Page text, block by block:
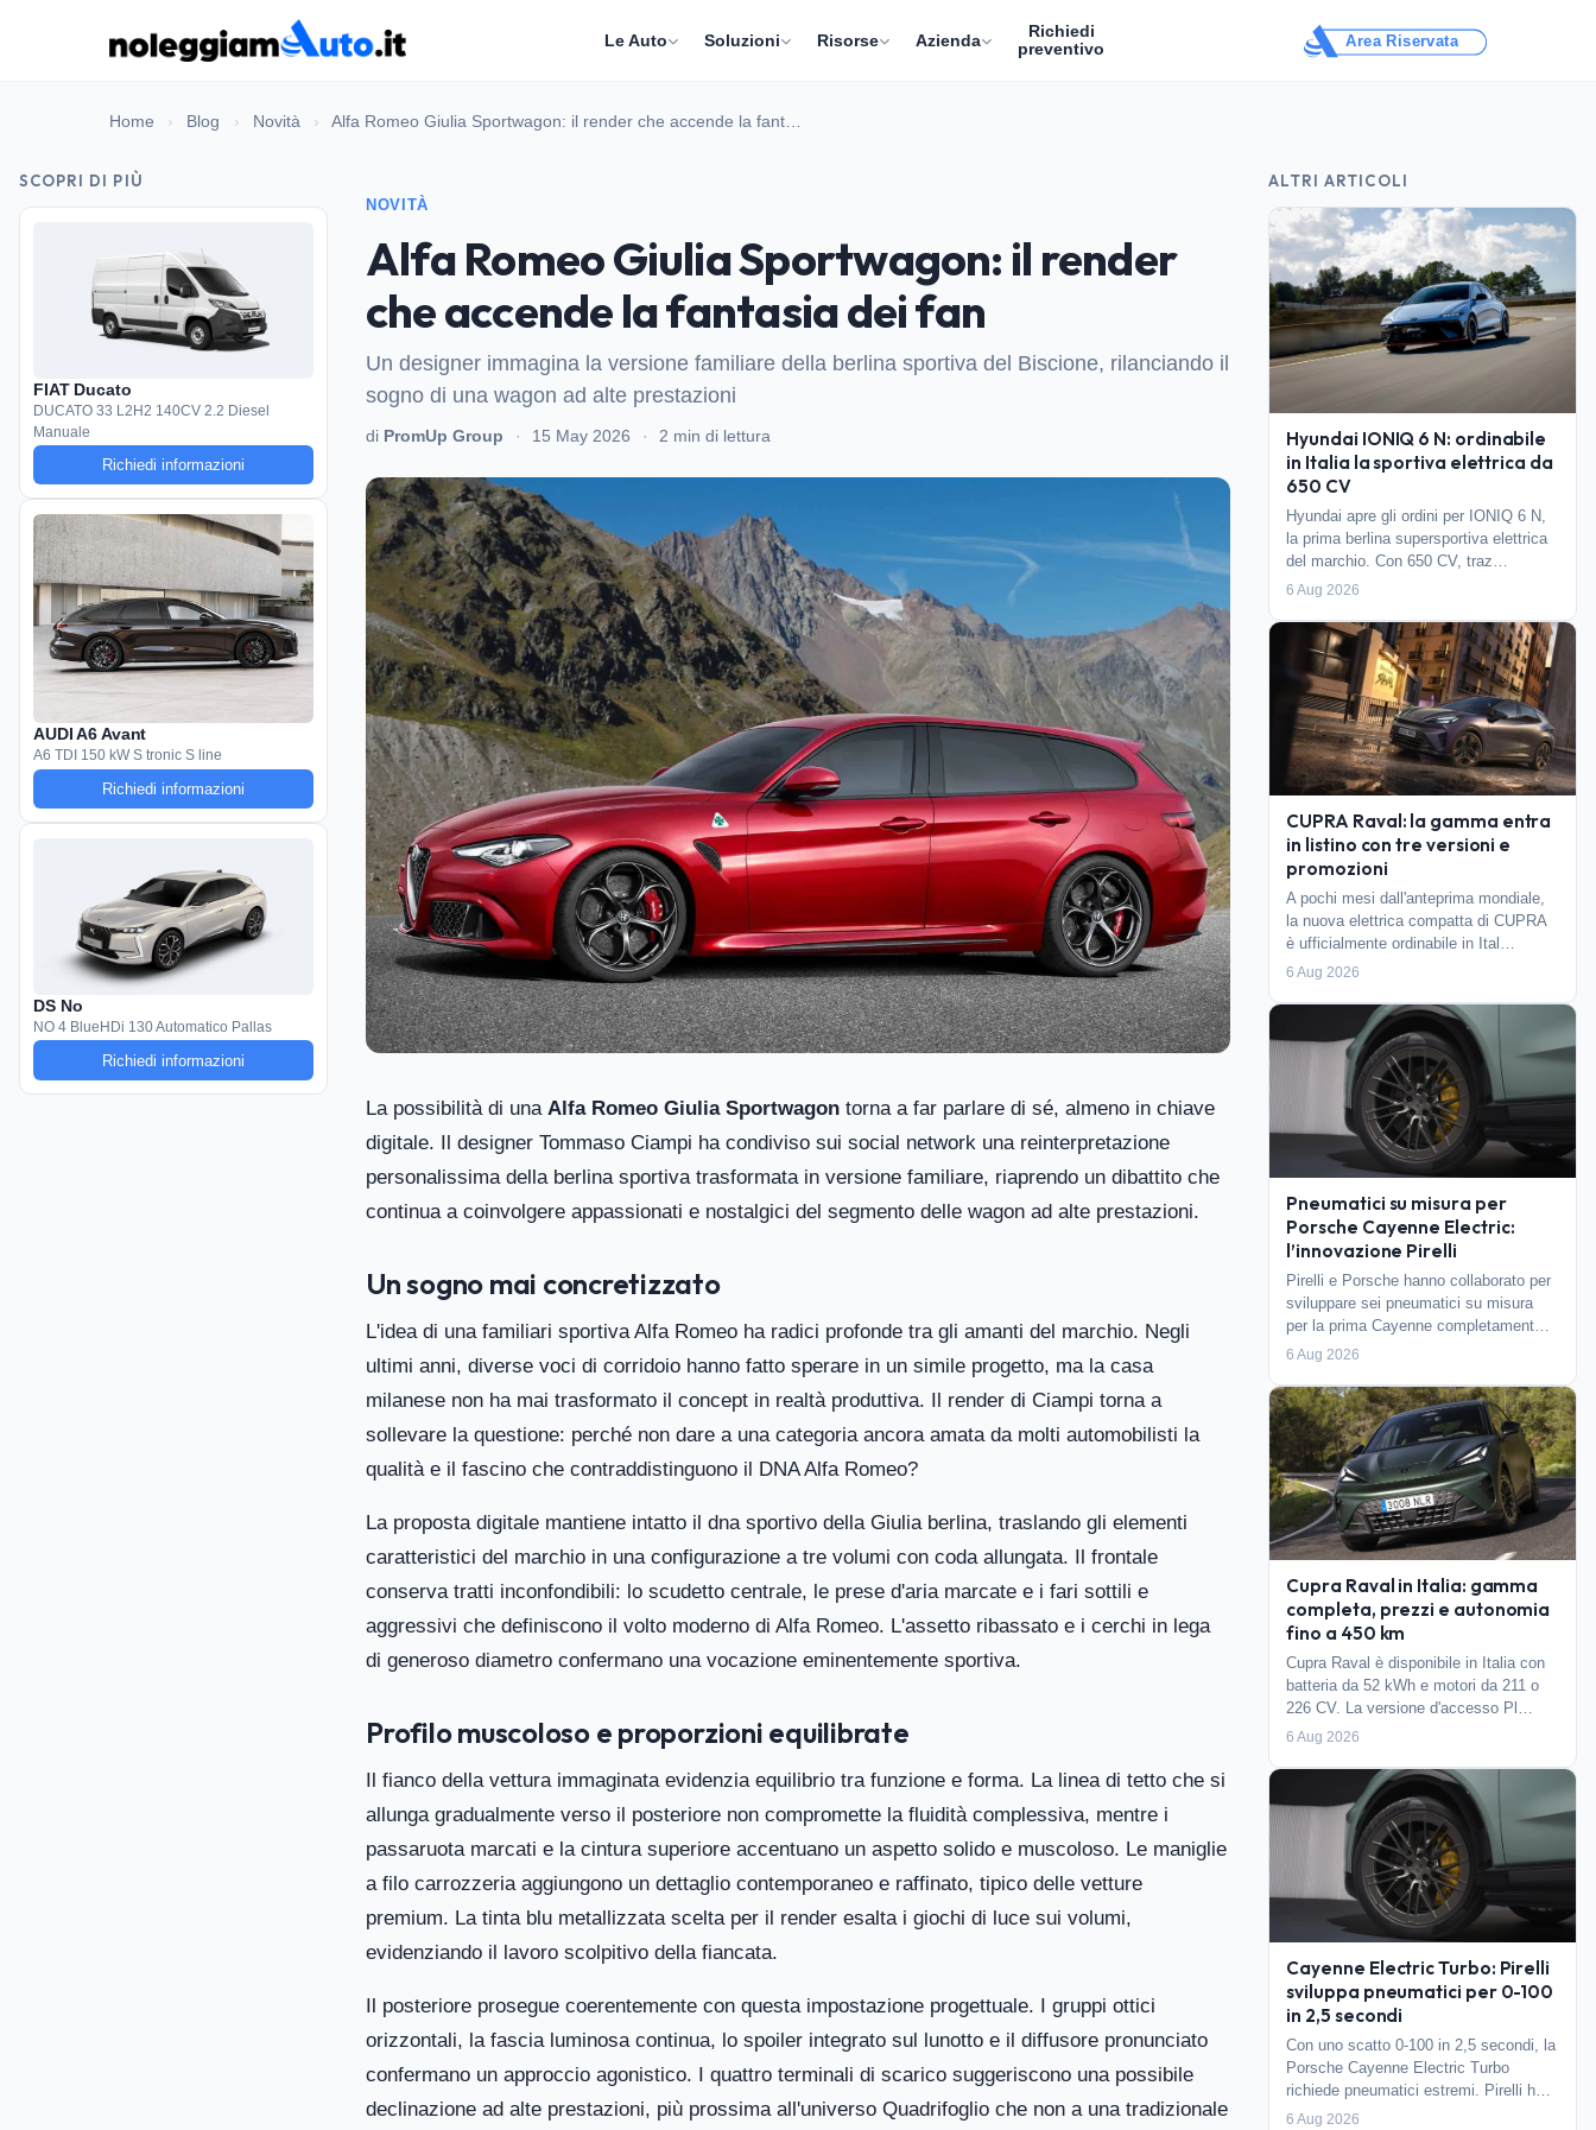
Le Auto Soluzioni Risorse Azienda
Richiedi
preventivo
Area Riservata
Home › Blog › Novità › Alfa Romeo Giulia Sportwagon: il render che accende la fant…
SCOPRI DI PIÙ
FIAT Ducato
DUCATO 33 L2H2 140CV 2.2 Diesel
Manuale
Richiedi informazioni
AUDI A6 Avant
A6 TDI 150 kW S tronic S line
Richiedi informazioni
DS No
NO 4 BlueHDi 130 Automatico Pallas
Richiedi informazioni
NOVITÀ
Alfa Romeo Giulia Sportwagon: il render
che accende la fantasia dei fan
Un designer immagina la versione familiare della berlina sportiva del Biscione, rilanciando il
sogno di una wagon ad alte prestazioni
di PromUp Group · 15 May 2026 · 2 min di lettura
La possibilità di una Alfa Romeo Giulia Sportwagon torna a far parlare di sé, almeno in chiave
digitale. Il designer Tommaso Ciampi ha condiviso sui social network una reinterpretazione
personalissima della berlina sportiva trasformata in versione familiare, riaprendo un dibattito che
continua a coinvolgere appassionati e nostalgici del segmento delle wagon ad alte prestazioni.
Un sogno mai concretizzato
L'idea di una familiari sportiva Alfa Romeo ha radici profonde tra gli amanti del marchio. Negli
ultimi anni, diverse voci di corridoio hanno fatto sperare in un simile progetto, ma la casa
milanese non ha mai trasformato il concept in realtà produttiva. Il render di Ciampi torna a
sollevare la questione: perché non dare a una categoria ancora amata da molti automobilisti la
qualità e il fascino che contraddistinguono il DNA Alfa Romeo?
La proposta digitale mantiene intatto il dna sportivo della Giulia berlina, traslando gli elementi
caratteristici del marchio in una configurazione a tre volumi con coda allungata. Il frontale
conserva tratti inconfondibili: lo scudetto centrale, le prese d'aria marcate e i fari sottili e
aggressivi che definiscono il volto moderno di Alfa Romeo. L'assetto ribassato e i cerchi in lega
di generoso diametro confermano una vocazione eminentemente sportiva.
Profilo muscoloso e proporzioni equilibrate
Il fianco della vettura immaginata evidenzia equilibrio tra funzione e forma. La linea di tetto che si
allunga gradualmente verso il posteriore non compromette la fluidità complessiva, mentre i
passaruota marcati e la cintura superiore accentuano un aspetto solido e muscoloso. Le maniglie
a filo carrozzeria aggiungono un dettaglio contemporaneo e raffinato, tipico delle vetture
premium. La tinta blu metallizzata scelta per il render esalta i giochi di luce sui volumi,
evidenziando il lavoro scolpitivo della fiancata.
Il posteriore prosegue coerentemente con questa impostazione progettuale. I gruppi ottici
orizzontali, la fascia luminosa continua, lo spoiler integrato sul lunotto e il diffusore pronunciato
confermano un approccio agonistico. I quattro terminali di scarico suggeriscono una possibile
declinazione ad alte prestazioni, più prossima all'universo Quadrifoglio che non a una tradizionale
ALTRI ARTICOLI
Hyundai IONIQ 6 N: ordinabile
in Italia la sportiva elettrica da
650 CV
Hyundai apre gli ordini per IONIQ 6 N,
la prima berlina supersportiva elettrica
del marchio. Con 650 CV, traz…
6 Aug 2026
CUPRA Raval: la gamma entra
in listino con tre versioni e
promozioni
A pochi mesi dall'anteprima mondiale,
la nuova elettrica compatta di CUPRA
è ufficialmente ordinabile in Ital…
6 Aug 2026
Pneumatici su misura per
Porsche Cayenne Electric:
l’innovazione Pirelli
Pirelli e Porsche hanno collaborato per
sviluppare sei pneumatici su misura
per la prima Cayenne completament…
6 Aug 2026
Cupra Raval in Italia: gamma
completa, prezzi e autonomia
fino a 450 km
Cupra Raval è disponibile in Italia con
batteria da 52 kWh e motori da 211 o
226 CV. La versione d'accesso Pl…
6 Aug 2026
Cayenne Electric Turbo: Pirelli
sviluppa pneumatici per 0-100
in 2,5 secondi
Con uno scatto 0-100 in 2,5 secondi, la
Porsche Cayenne Electric Turbo
richiede pneumatici estremi. Pirelli h…
6 Aug 2026